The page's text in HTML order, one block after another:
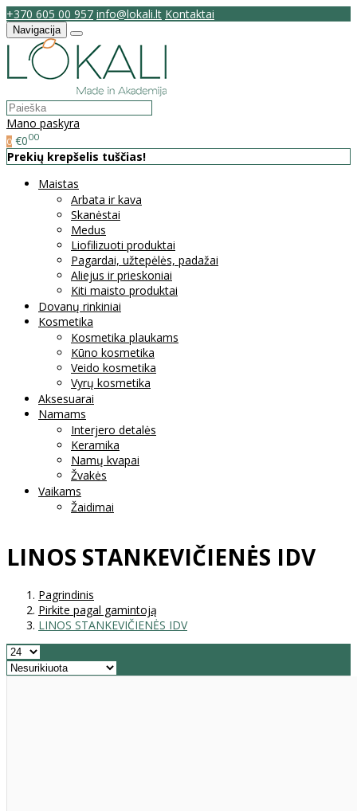
+370 605 00 957 info@lokali.lt Kontaktai
Navigacija
Mano paskyra
0 €000
Prekių krepšelis tuščias!
Maistas
Arbata ir kava
Skanėstai
Medus
Liofilizuoti produktai
Pagardai, užtepėlės, padažai
Aliejus ir prieskoniai
Kiti maisto produktai
Dovanų rinkiniai
Kosmetika
Kosmetika plaukams
Kūno kosmetika
Veido kosmetika
Vyrų kosmetika
Aksesuarai
Namams
Interjero detalės
Keramika
Namų kvapai
Žvakės
Vaikams
Žaidimai
LINOS STANKEVIČIENĖS IDV
Pagrindinis
Pirkite pagal gamintoją
LINOS STANKEVIČIENĖS IDV